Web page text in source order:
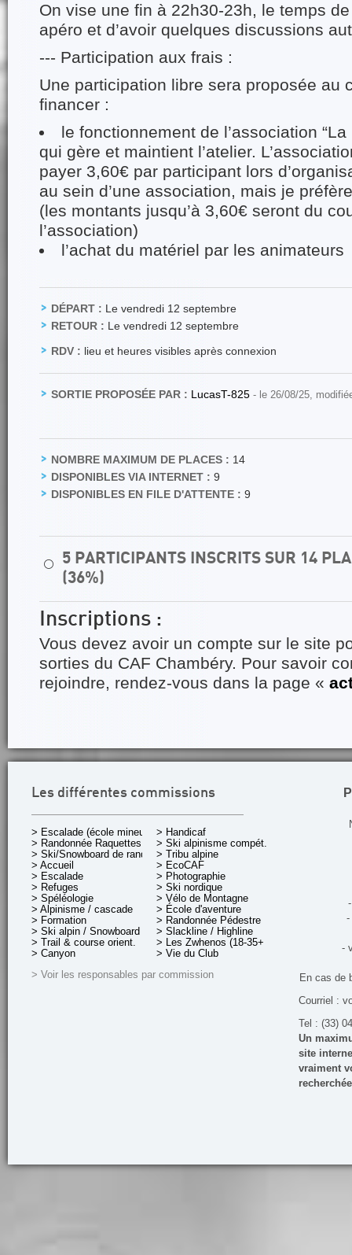
On vise une fin à 22h30-23h, le temps
apéro et d’avoir quelques discussions
--- Participation aux frais :
Une participation libre sera proposée au
financer :
le fonctionnement de l’association
qui gère et maintient l’atelier.
payer 3,60€ par participant lors
au sein d’une association, mais je
(les montants jusqu’à 3,60€ seront du
l’association)
l’achat du matériel par les animateurs
DÉPART : Le vendredi 12 septembre
RETOUR : Le vendredi 12 septembre
RDV : lieu et heures visibles après connexion
SORTIE PROPOSÉE PAR : LucasT-825 - le 26/08/25,
NOMBRE MAXIMUM DE PLACES : 14
DISPONIBLES VIA INTERNET : 9
DISPONIBLES EN FILE D'ATTENTE : 9
⚪
5 PARTICIPANTS INSCRITS SUR 14
(36%)
Inscriptions :
Vous devez avoir un compte sur le site
sorties du CAF Chambéry. Pour savoir
rejoindre, rendez-vous dans la page «
Les différentes commissions
> Escalade (école mineurs)
> Randonnée Raquettes
> Ski/Snowboard de rando.
> Accueil
> Escalade
> Refuges
> Spéléologie
> Alpinisme / cascade
> Formation
> Ski alpin / Snowboard
> Trail & course orient.
> Canyon
> Handicaf
> Ski alpinisme compét.
> Tribu alpine
> EcoCAF
> Photographie
> Ski nordique
> Vélo de Montagne
> École d'aventure
> Randonnée Pédestre
> Slackline / Highline
> Les Zwhenos (18-35+ ans)
> Vie du Club
> Voir les responsables par commission
-
-
En cas de
Courriel :
Tel : (33)
Un
site
vraiment